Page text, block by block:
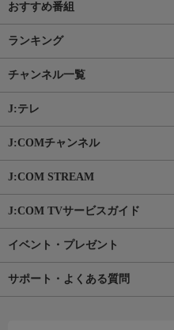
おすすめ番組
ランキング
チャンネル一覧
J:テレ
J:COMチャンネル
J:COM STREAM
J:COM TVサービスガイド
イベント・プレゼント
サポート・よくある質問